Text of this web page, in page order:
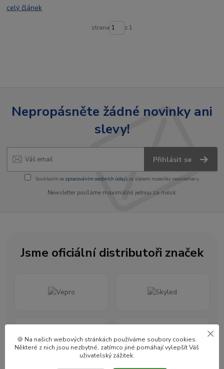
celý článek
strana z 1
Nepropásněte žádné novinky ani
slevy!
Přihlásit se
Souhlasím se zpracováním osobních údajůza účelem rozesílky newsletteru.
Newsletter posíláme maximálně jednou za měsíc
Jsme oficiální distributoři značek
🍪 Na našich webových stránkách používáme soubory cookies.
Některé z nich jsou nezbytné, zatímco jiné pomáhají vylepšít Váš
uživatelský zážitek.